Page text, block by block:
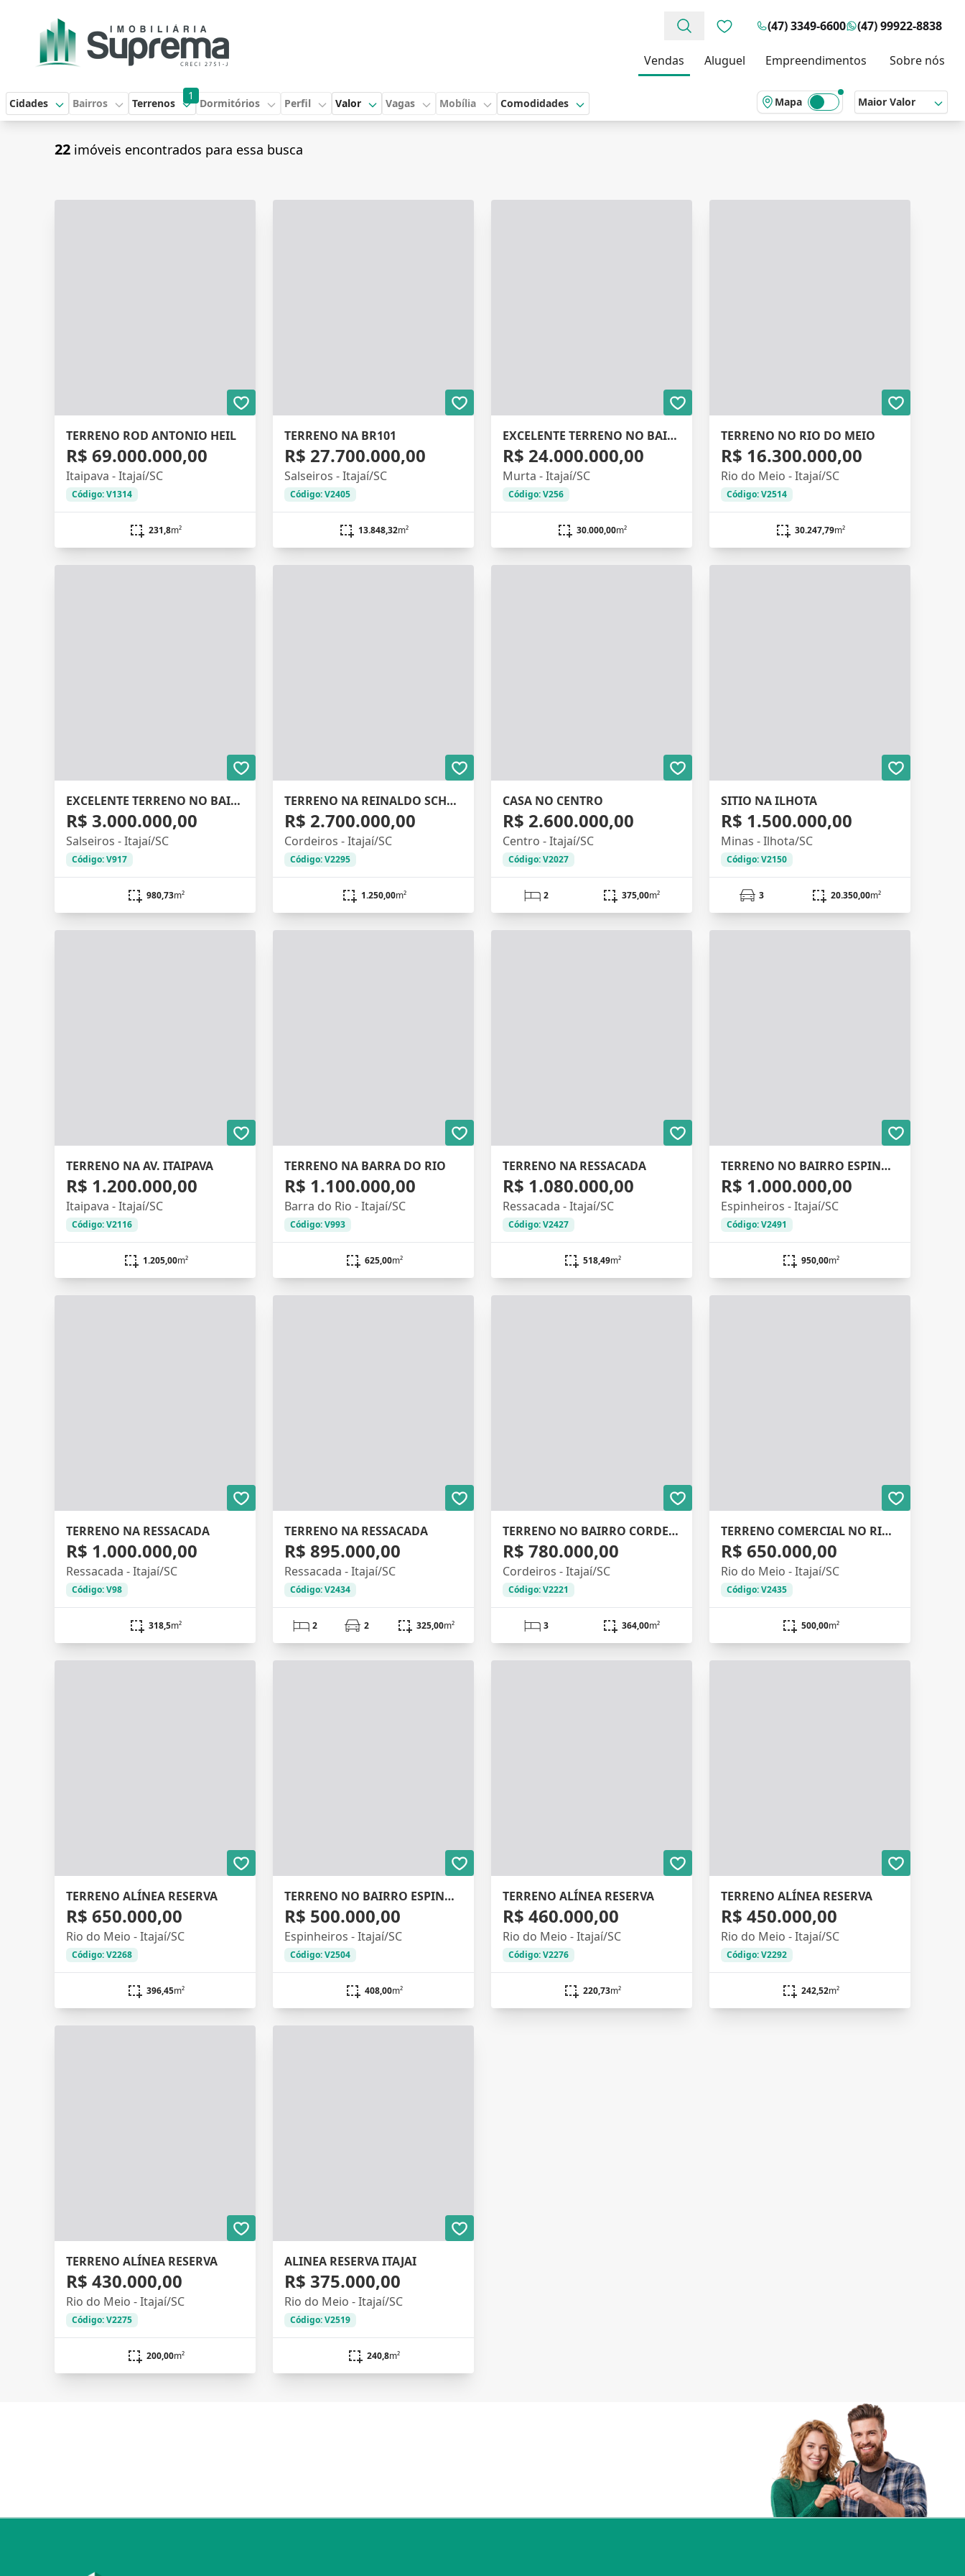
Favoritos (0 itens)
(47) 3349-6600 (47) 99922-8838
Vendas Aluguel Empreendimentos Sobre nós
Cidades Bairros
1
Terrenos Dormitórios Perfil Valor Vagas Mobília Comodidades Mapa Maior Valor
22 imóveis encontrados para essa busca
TERRENO ROD ANTONIO HEIL
R$ 69.000.000,00
Itaipava - Itajaí/SC
Código: V1314
231,8m²
TERRENO NA BR101
R$ 27.700.000,00
Salseiros - Itajaí/SC
Código: V2405
13.848,32m²
EXCELENTE TERRENO NO BAIRRO MURTA
R$ 24.000.000,00
Murta - Itajaí/SC
Código: V256
30.000,00m²
TERRENO NO RIO DO MEIO
R$ 16.300.000,00
Rio do Meio - Itajaí/SC
Código: V2514
30.247,79m²
EXCELENTE TERRENO NO BAIRRO SALSEIROS
R$ 3.000.000,00
Salseiros - Itajaí/SC
Código: V917
980,73m²
TERRENO NA REINALDO SCHMITHAUSEN
R$ 2.700.000,00
Cordeiros - Itajaí/SC
Código: V2295
1.250,00m²
CASA NO CENTRO
R$ 2.600.000,00
Centro - Itajaí/SC
Código: V2027
2 375,00m²
SITIO NA ILHOTA
R$ 1.500.000,00
Minas - Ilhota/SC
Código: V2150
3 20.350,00m²
TERRENO NA AV. ITAIPAVA
R$ 1.200.000,00
Itaipava - Itajaí/SC
Código: V2116
1.205,00m²
TERRENO NA BARRA DO RIO
R$ 1.100.000,00
Barra do Rio - Itajaí/SC
Código: V993
625,00m²
TERRENO NA RESSACADA
R$ 1.080.000,00
Ressacada - Itajaí/SC
Código: V2427
518,49m²
TERRENO NO BAIRRO ESPINHEIROS
R$ 1.000.000,00
Espinheiros - Itajaí/SC
Código: V2491
950,00m²
TERRENO NA RESSACADA
R$ 1.000.000,00
Ressacada - Itajaí/SC
Código: V98
318,5m²
TERRENO NA RESSACADA
R$ 895.000,00
Ressacada - Itajaí/SC
Código: V2434
2 2 325,00m²
TERRENO NO BAIRRO CORDEIROS
R$ 780.000,00
Cordeiros - Itajaí/SC
Código: V2221
3 364,00m²
TERRENO COMERCIAL NO RIO DO MEIO
R$ 650.000,00
Rio do Meio - Itajaí/SC
Código: V2435
500,00m²
TERRENO ALÍNEA RESERVA
R$ 650.000,00
Rio do Meio - Itajaí/SC
Código: V2268
396,45m²
TERRENO NO BAIRRO ESPINHEIROS
R$ 500.000,00
Espinheiros - Itajaí/SC
Código: V2504
408,00m²
TERRENO ALÍNEA RESERVA
R$ 460.000,00
Rio do Meio - Itajaí/SC
Código: V2276
220,73m²
TERRENO ALÍNEA RESERVA
R$ 450.000,00
Rio do Meio - Itajaí/SC
Código: V2292
242,52m²
TERRENO ALÍNEA RESERVA
R$ 430.000,00
Rio do Meio - Itajaí/SC
Código: V2275
200,00m²
ALINEA RESERVA ITAJAI
R$ 375.000,00
Rio do Meio - Itajaí/SC
Código: V2519
240,8m²